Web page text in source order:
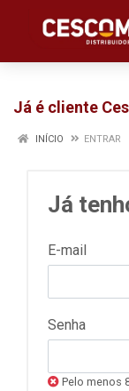
Já é cliente
INÍCIO ENTRAR
Já
E-mail
Senha
Pelo menos